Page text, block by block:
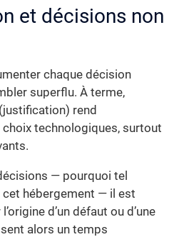
et décisions non
chaque décision
superflu. À terme,
rend
technologiques, surtout
— pourquoi tel
hébergement — il est
d’un défaut ou d’une
alors un temps